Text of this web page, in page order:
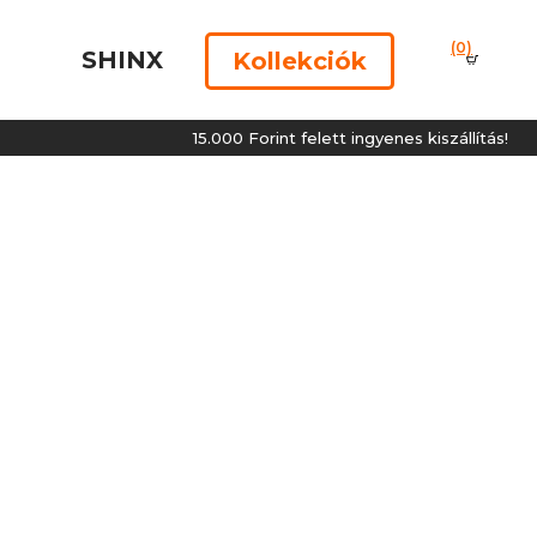
SHINX Kollekciók (0)
15.000 Forint felett ingyenes kiszállítás!